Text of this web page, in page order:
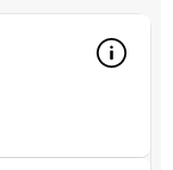
Info
mer